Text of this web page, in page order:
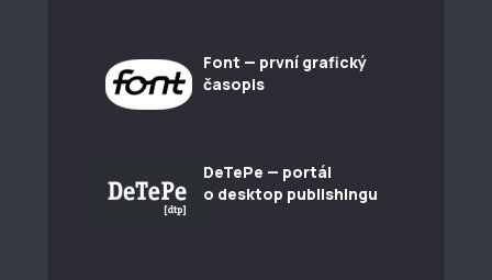
Font — první grafický
časopis
DeTePe — portál
o desktop publishingu